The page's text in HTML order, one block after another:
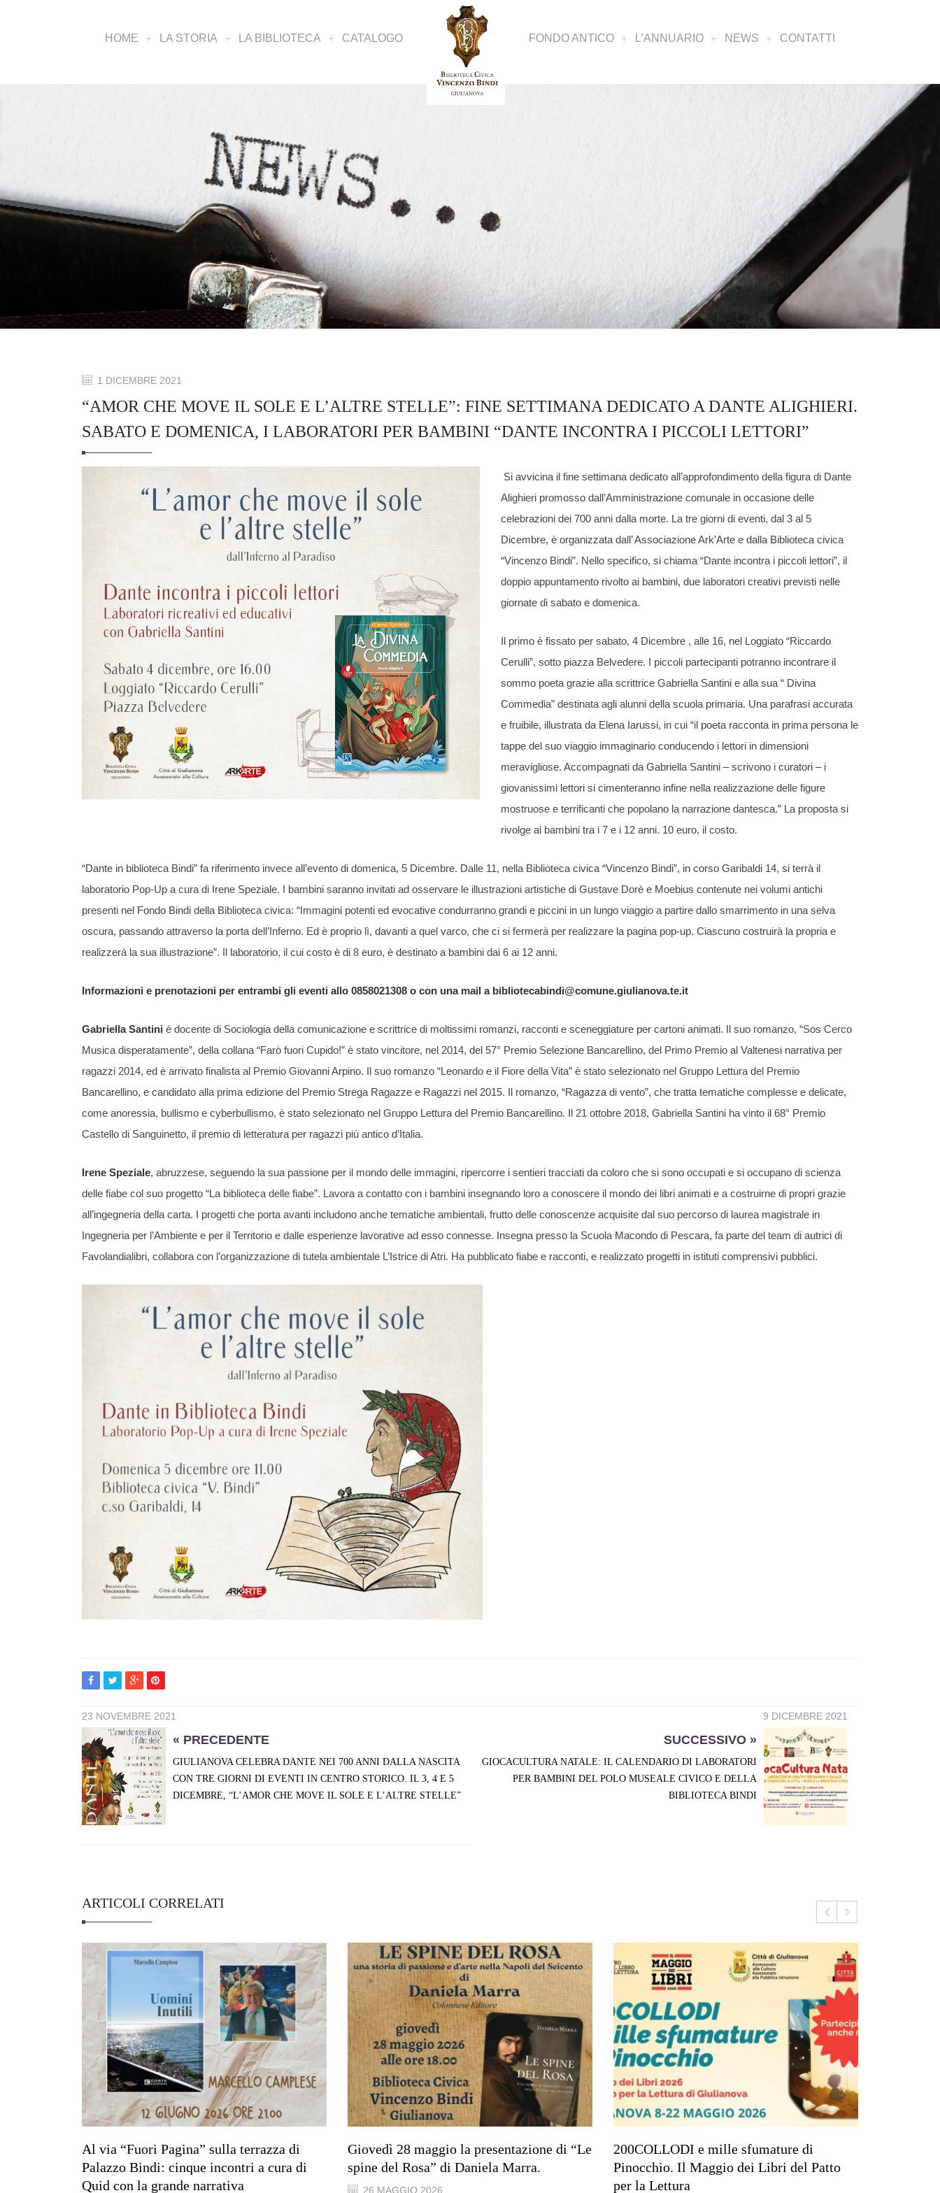
HOME LA STORIA LA BIBLIOTECA CATALOGO FONDO ANTICO L’ANNUARIO NEWS CONTATTI
1 DICEMBRE 2021
“AMOR CHE MOVE IL SOLE E L’ALTRE STELLE”: FINE SETTIMANA DEDICATO A DANTE ALIGHIERI.
SABATO E DOMENICA, I LABORATORI PER BAMBINI “DANTE INCONTRA I PICCOLI LETTORI”
Si avvicina il fine settimana dedicato all’approfondimento della figura di Dante
Alighieri promosso dall’Amministrazione comunale in occasione delle
celebrazioni dei 700 anni dalla morte. La tre giorni di eventi, dal 3 al 5
Dicembre, è organizzata dall’ Associazione Ark’Arte e dalla Biblioteca civica
“Vincenzo Bindi”. Nello specifico, si chiama “Dante incontra i piccoli lettori”, il
doppio appuntamento rivolto ai bambini, due laboratori creativi previsti nelle
giornate di sabato e domenica.
Il primo è fissato per sabato, 4 Dicembre , alle 16, nel Loggiato “Riccardo
Cerulli”, sotto piazza Belvedere. I piccoli partecipanti potranno incontrare il
sommo poeta grazie alla scrittrice Gabriella Santini e alla sua “ Divina
Commedia” destinata agli alunni della scuola primaria. Una parafrasi accurata
e fruibile, illustrata da Elena Iarussi, in cui “il poeta racconta in prima persona le
tappe del suo viaggio immaginario conducendo i lettori in dimensioni
meravigliose. Accompagnati da Gabriella Santini – scrivono i curatori – i
giovanissimi lettori si cimenteranno infine nella realizzazione delle figure
mostruose e terrificanti che popolano la narrazione dantesca.” La proposta si
rivolge ai bambini tra i 7 e i 12 anni. 10 euro, il costo.
“Dante in biblioteca Bindi” fa riferimento invece all’evento di domenica, 5 Dicembre. Dalle 11, nella Biblioteca civica “Vincenzo Bindi”, in corso Garibaldi 14, si terrà il
laboratorio Pop-Up a cura di Irene Speziale. I bambini saranno invitati ad osservare le illustrazioni artistiche di Gustave Dorè e Moebius contenute nei volumi antichi
presenti nel Fondo Bindi della Biblioteca civica: “Immagini potenti ed evocative condurranno grandi e piccini in un lungo viaggio a partire dallo smarrimento in una selva
oscura, passando attraverso la porta dell’Inferno. Ed è proprio lì, davanti a quel varco, che ci si fermerà per realizzare la pagina pop-up. Ciascuno costruirà la propria e
realizzerà la sua illustrazione”. Il laboratorio, il cui costo è di 8 euro, è destinato a bambini dai 6 ai 12 anni.
Informazioni e prenotazioni per entrambi gli eventi allo 0858021308 o con una mail a bibliotecabindi@comune.giulianova.te.it
Gabriella Santini è docente di Sociologia della comunicazione e scrittrice di moltissimi romanzi, racconti e sceneggiature per cartoni animati. Il suo romanzo, “Sos Cerco
Musica disperatamente”, della collana “Farò fuori Cupido!” è stato vincitore, nel 2014, del 57° Premio Selezione Bancarellino, del Primo Premio al Valtenesi narrativa per
ragazzi 2014, ed è arrivato finalista al Premio Giovanni Arpino. Il suo romanzo “Leonardo e il Fiore della Vita” è stato selezionato nel Gruppo Lettura del Premio
Bancarellino, e candidato alla prima edizione del Premio Strega Ragazze e Ragazzi nel 2015. Il romanzo, “Ragazza di vento”, che tratta tematiche complesse e delicate,
come anoressia, bullismo e cyberbullismo, è stato selezionato nel Gruppo Lettura del Premio Bancarellino. Il 21 ottobre 2018, Gabriella Santini ha vinto il 68° Premio
Castello di Sanguinetto, il premio di letteratura per ragazzi più antico d’Italia.
Irene Speziale, abruzzese, seguendo la sua passione per il mondo delle immagini, ripercorre i sentieri tracciati da coloro che si sono occupati e si occupano di scienza
delle fiabe col suo progetto “La biblioteca delle fiabe”. Lavora a contatto con i bambini insegnando loro a conoscere il mondo dei libri animati e a costruirne di propri grazie
all’ingegneria della carta. I progetti che porta avanti includono anche tematiche ambientali, frutto delle conoscenze acquisite dal suo percorso di laurea magistrale in
Ingegneria per l’Ambiente e per il Territorio e dalle esperienze lavorative ad esso connesse. Insegna presso la Scuola Macondo di Pescara, fa parte del team di autrici di
Favolandialibri, collabora con l’organizzazione di tutela ambientale L’Istrice di Atri. Ha pubblicato fiabe e racconti, e realizzato progetti in istituti comprensivi pubblici.
23 NOVEMBRE 2021
« PRECEDENTE
GIULIANOVA CELEBRA DANTE NEI 700 ANNI DALLA NASCITA
CON TRE GIORNI DI EVENTI IN CENTRO STORICO. IL 3, 4 E 5
DICEMBRE, “L’AMOR CHE MOVE IL SOLE E L’ALTRE STELLE”
9 DICEMBRE 2021
SUCCESSIVO »
GIOCACULTURA NATALE: IL CALENDARIO DI LABORATORI
PER BAMBINI DEL POLO MUSEALE CIVICO E DELLA
BIBLIOTECA BINDI
ARTICOLI CORRELATI
Al via “Fuori Pagina” sulla terrazza di
Palazzo Bindi: cinque incontri a cura di
Quid con la grande narrativa
Giovedì 28 maggio la presentazione di “Le
spine del Rosa” di Daniela Marra.
26 MAGGIO 2026
200COLLODI e mille sfumature di
Pinocchio. Il Maggio dei Libri del Patto
per la Lettura